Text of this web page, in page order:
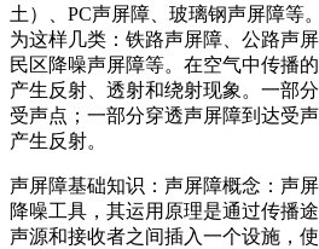
土）、PC声屏障、玻璃钢声屏障等
为这样几类：铁路声屏障、公路声
民区降噪声屏障等。在空气中传播
产生反射、透射和绕射现象。一部
受声点；一部分穿透声屏障到达受
产生反射。
声屏障基础知识：声屏障概念：声
降噪工具，其运用原理是通过传播
声源和接收者之间插入一个设施，